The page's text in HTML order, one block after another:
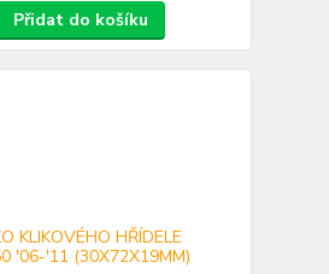
Přidat do košíku